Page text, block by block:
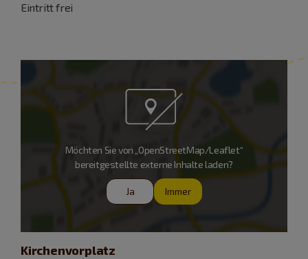
Eintritt frei
Möchten Sie von „OpenStreetMap/Leaflet“
bereitgestellte externe Inhalte laden?
Ja Immer
Kirchenvorplatz